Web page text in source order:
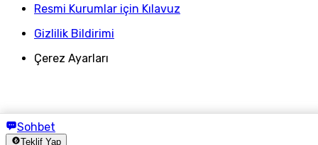
Sohbet
Teklif Yap
Resmi Kurumlar için Kılavuz
Gizlilik Bildirimi
Çerez Ayarları